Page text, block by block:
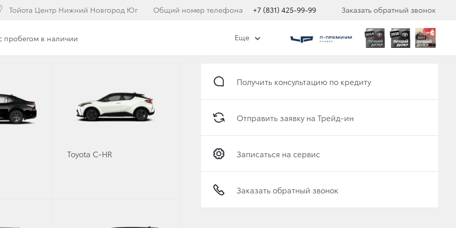
Тойота Центр Нижний Новгород Юг Общий номер телефона +7 (831) 425-99-99 Заказать обратный звонок
Toyota C-HR
Получить консультацию по кредиту
Отправить заявку на Трейд-ин
Записаться на сервис
Заказать обратный звонок
пробегом в наличии Еще
В ДИЛЕРСКИХ ЦЕНТРАХ ТОЙОТА
Auris,Verso